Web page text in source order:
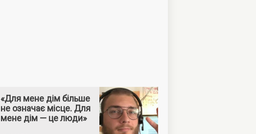
«Для мене дім більше
не означає місце. Для
мене дім — це люди»